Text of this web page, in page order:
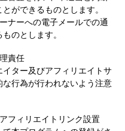
ができるものとします。
ナーへの電子メールでの通
のとします。
責任
ター及びアフィリエイトサ
行為が行われないよう注意
フィリエイトリンク設置